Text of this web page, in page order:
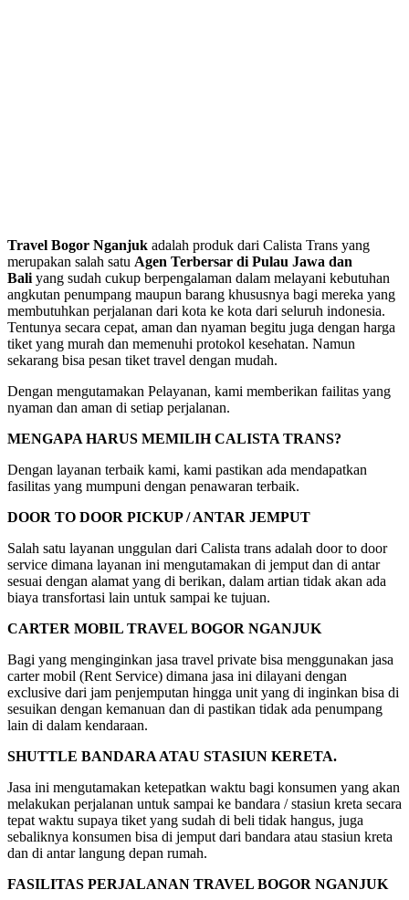
Travel Bogor Nganjuk adalah produk dari Calista Trans yang
merupakan salah satu Agen Terbersar di Pulau Jawa dan
Baliyang sudah cukup berpengalaman dalam melayani kebutuhan
angkutan penumpang maupun barang khususnya bagi mereka yang
membutuhkan perjalanan dari kota ke kota dari seluruh indonesia.
Tentunya secara cepat, aman dan nyaman begitu juga dengan harga
tiket yang murah dan memenuhi protokol kesehatan. Namun
sekarang bisa pesan tiket travel dengan mudah.
Dengan mengutamakan Pelayanan, kami memberikan failitas yang
nyaman dan aman di setiap perjalanan.
MENGAPA HARUS MEMILIH CALISTA TRANS?
Dengan layanan terbaik kami, kami pastikan ada mendapatkan
fasilitas yang mumpuni dengan penawaran terbaik.
DOOR TO DOOR PICKUP / ANTAR JEMPUT
Salah satu layanan unggulan dari Calista trans adalah door to door
service dimana layanan ini mengutamakan di jemput dan di antar
sesuai dengan alamat yang di berikan, dalam artian tidak akan ada
biaya transfortasi lain untuk sampai ke tujuan.
CARTER MOBIL TRAVEL BOGOR NGANJUK
Bagi yang menginginkan jasa travel private bisa menggunakan jasa
carter mobil (Rent Service) dimana jasa ini dilayani dengan
exclusive dari jam penjemputan hingga unit yang di inginkan bisa di
sesuikan dengan kemanuan dan di pastikan tidak ada penumpang
lain di dalam kendaraan.
SHUTTLE BANDARA ATAU STASIUN KERETA.
Jasa ini mengutamakan ketepatkan waktu bagi konsumen yang akan
melakukan perjalanan untuk sampai ke bandara / stasiun kreta secara
tepat waktu supaya tiket yang sudah di beli tidak hangus, juga
sebaliknya konsumen bisa di jemput dari bandara atau stasiun kreta
dan di antar langung depan rumah.
FASILITAS PERJALANAN TRAVEL BOGOR NGANJUK